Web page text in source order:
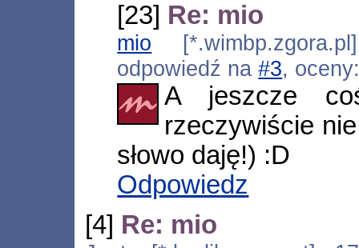
[23] Re: mio
mio
odpowiedź na#3,
A jeszcze
rzeczywiście
słowo daję!) :D
Odpowiedz
[4] Re: mio